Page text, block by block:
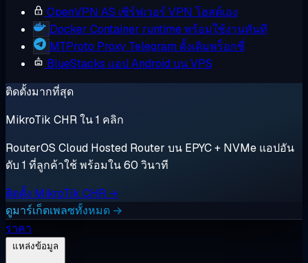
OpenVPN AS เซิร์ฟเวอร์ VPN โฮสต์เอง
Docker Container runtime พร้อมใช้งานทันที
MTProto Proxy Telegram ดั้งเดิมพร็อกซี่
BlueStacks แอป Android บน VPS
ติดตั้งมากที่สุด
MikroTik CHR ใน 1 คลิก
RouterOS Cloud Hosted Router บน EPYC + NVMe แอปอัน
ดับ 1 ที่ลูกค้าใช้ พร้อมใน 60 วินาที
ติดตั้ง MikroTik CHR →
ดูมาร์เก็ตเพลซทั้งหมด →
ราคา